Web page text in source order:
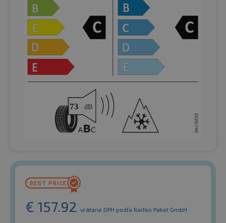
€ 157.92 vrátane DPH podľa Raifen Paket GmbH